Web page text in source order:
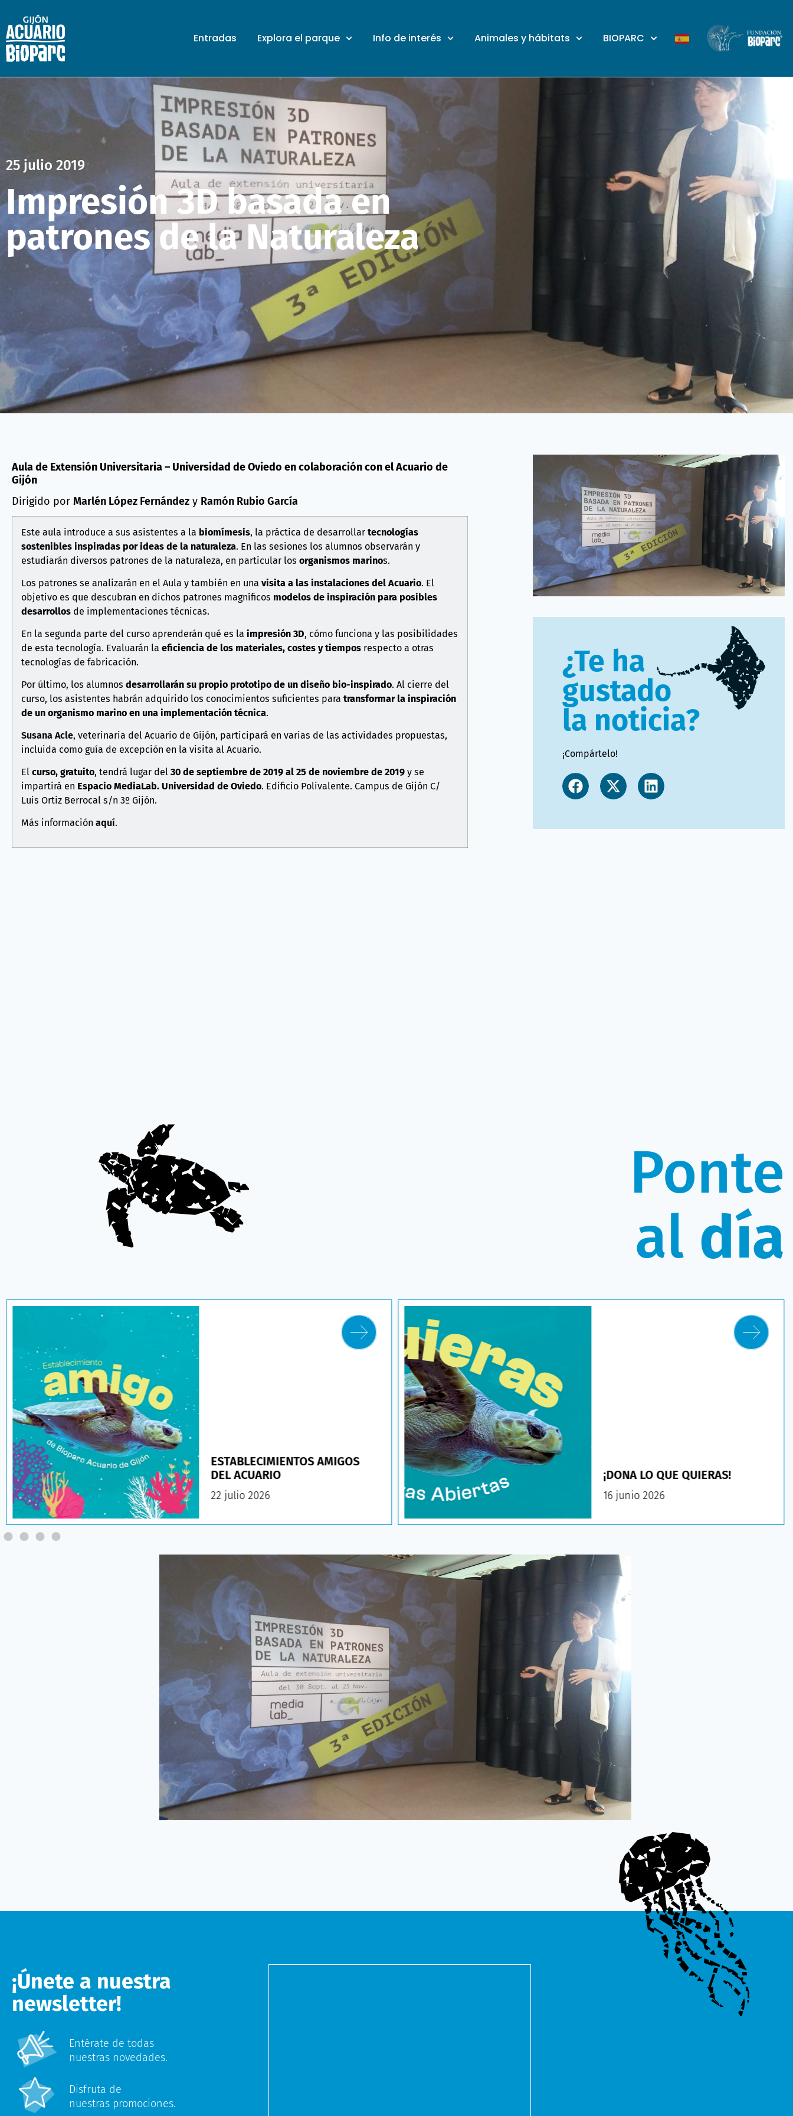
Entradas Explora el parque Info de interés Animales y hábitats BIOPARC
25 julio 2019
Impresión 3D basada en
patrones de la Naturaleza
Aula de Extensión Universitaria – Universidad de Oviedo en colaboración con el Acuario de
Gijón
Dirigido por Marlén López Fernández y Ramón Rubio García
Este aula introduce a sus asistentes a la biomímesis, la práctica de desarrollartecnologías
sostenibles inspiradas por ideas de la naturaleza. En las sesiones los alumnos observarán y
estudiarán diversos patrones de la naturaleza, en particular losorganismos marinos.
Los patrones se analizarán en el Aula y también en unavisita a las instalaciones del Acuario. El
objetivo es que descubran en dichos patrones magníficos modelos de inspiración para posibles
desarrollos de implementaciones técnicas.
En la segunda parte del curso aprenderán qué es laimpresión 3D, cómo funciona y las posibilidades
de esta tecnología. Evaluarán laeficiencia de los materiales, costes y tiempos respecto a otras
tecnologías de fabricación.
Por último, los alumnosdesarrollarán su propio prototipo de un diseño bio-inspirado. Al cierre del
curso, los asistentes habrán adquirido los conocimientos suficientes paratransformar la inspiración
de un organismo marino en una implementación técnica.
Susana Acle, veterinaria del Acuario de Gijón, participará en varias de las actividades propuestas,
incluida como guía de excepción en la visita al Acuario.
Elcurso, gratuito, tendrá lugar del30 de septiembre de 2019 al 25 de noviembre de 2019 y se
impartirá en Espacio MediaLab. Universidad de Oviedo. Edificio Polivalente. Campus de Gijón C/
Luis Ortiz Berrocal s/n 3º Gijón.
Más informaciónaquí.
¿Te ha
gustado
la noticia?
¡Compártelo!
Ponte
al día
ESTABLECIMIENTOS AMIGOS
DEL ACUARIO
22 julio 2026
¡DONA LO QUE QUIERAS!
16 junio 2026
¡Únete a nuestra
newsletter!
Entérate de todas
nuestras novedades.
Disfruta de
nuestras promociones.